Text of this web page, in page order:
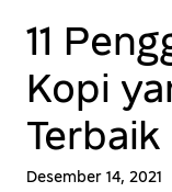
11
Kopi
Desember 14, 2021